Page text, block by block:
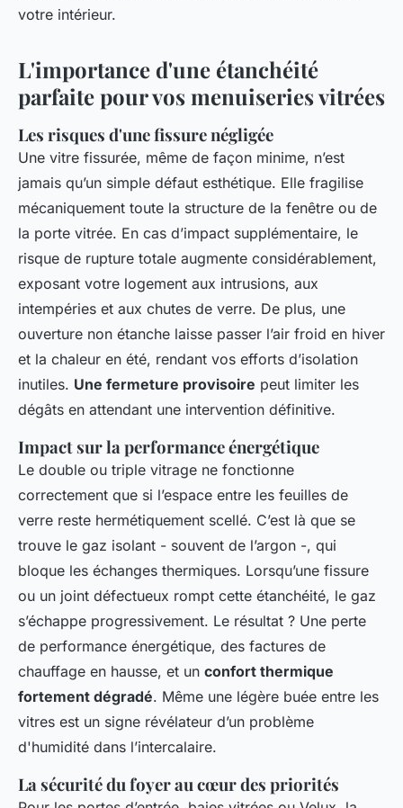
votre intérieur.
L'importance d'une étanchéité
parfaite pour vos menuiseries vitrées
Les risques d'une fissure négligée
Une vitre fissurée, même de façon minime, n’est
jamais qu’un simple défaut esthétique. Elle fragilise
mécaniquement toute la structure de la fenêtre ou de
la porte vitrée. En cas d’impact supplémentaire, le
risque de rupture totale augmente considérablement,
exposant votre logement aux intrusions, aux
intempéries et aux chutes de verre. De plus, une
ouverture non étanche laisse passer l’air froid en hiver
et la chaleur en été, rendant vos efforts d’isolation
inutiles. Une fermeture provisoire peut limiter les
dégâts en attendant une intervention définitive.
Impact sur la performance énergétique
Le double ou triple vitrage ne fonctionne
correctement que si l’espace entre les feuilles de
verre reste hermétiquement scellé. C’est là que se
trouve le gaz isolant - souvent de l’argon -, qui
bloque les échanges thermiques. Lorsqu’une fissure
ou un joint défectueux rompt cette étanchéité, le gaz
s’échappe progressivement. Le résultat ? Une perte
de performance énergétique, des factures de
chauffage en hausse, et un confort thermique
fortement dégradé. Même une légère buée entre les
vitres est un signe révélateur d’un problème
d'humidité dans l’intercalaire.
La sécurité du foyer au cœur des priorités